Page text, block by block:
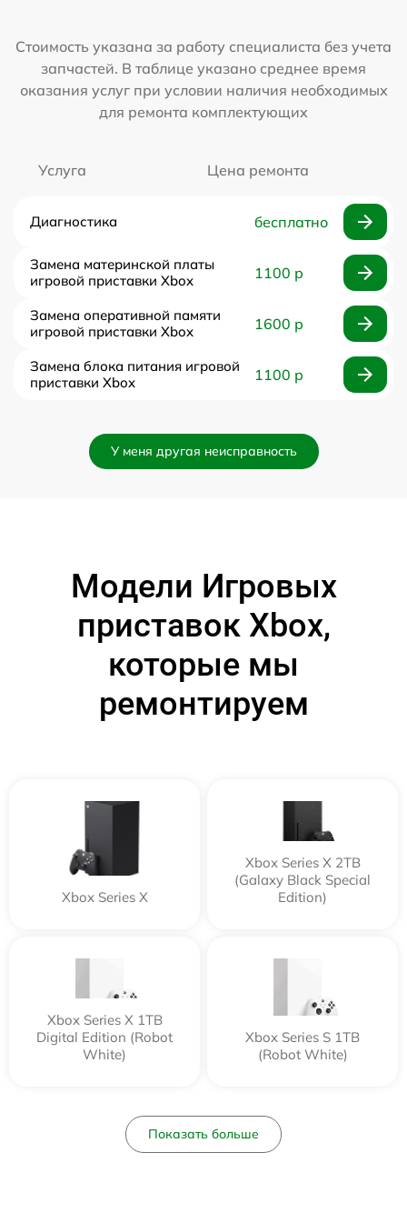
Стоимость указана за работу специалиста без учета
запчастей. В таблице указано среднее время
оказания услуг при условии наличия необходимых
для ремонта комплектующих
Услуга Цена ремонта
Диагностика бесплатно
Замена материнской платы
игровой приставки Xbox
1100 р
Замена оперативной памяти
игровой приставки Xbox
1600 р
Замена блока питания игровой
приставки Xbox
1100 р
У меня другая неисправность
Модели Игровых
приставок Xbox,
которые мы
ремонтируем
Xbox Series X
Xbox Series X 2TB
(Galaxy Black Special
Edition)
Xbox Series X 1TB
Digital Edition (Robot
White)
Xbox Series S 1TB
(Robot White)
Показать больше